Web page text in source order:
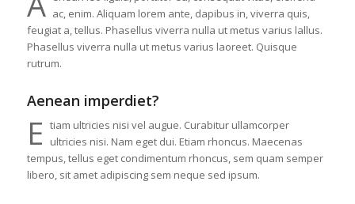
ac, enim. Aliquam lorem ante, dapibus in, viverra quis,
feugiat a, tellus. Phasellus viverra nulla ut metus varius lallus.
Phasellus viverra nulla ut metus varius laoreet. Quisque
rutrum.
Aenean imperdiet?
E tiam ultricies nisi vel augue. Curabitur ullamcorper
ultricies nisi. Nam eget dui. Etiam rhoncus. Maecenas
tempus, tellus eget condimentum rhoncus, sem quam semper
libero, sit amet adipiscing sem neque sed ipsum.